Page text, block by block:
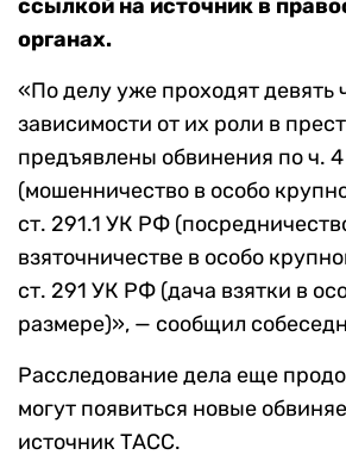
ссылкой на источник в
органах.
«По делу уже проходят девять
зависимости от их роли в
предъявлены обвинения по ч.
(мошенничество в особо
ст. 291.1 УК РФ
взяточничестве в особо
ст. 291 УК РФ (дача взятки в
размере)», — сообщил
Расследование дела еще
могут появиться новые
источник ТАСС.